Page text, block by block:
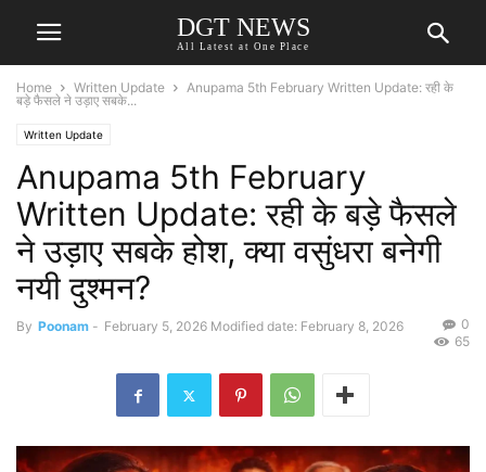
DGT NEWS
All Latest at One Place
Home Written Update
Anupama 5th February Written Update: रही के
बड़े फैसले ने उड़ाए सबके...
Written Update
Anupama 5th February
Written Update: रही के बड़े फैसले
ने उड़ाए सबके होश, क्या वसुंधरा बनेगी
नयी दुश्मन?
By Poonam - February 5, 2026 Modified date: February 8, 2026
0
65